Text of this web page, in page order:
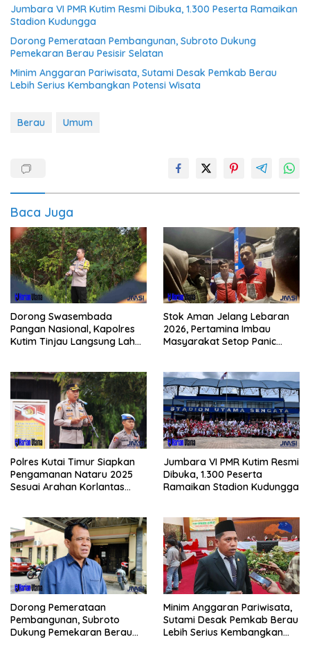
Jumbara VI PMR Kutim Resmi Dibuka, 1.300 Peserta Ramaikan
Stadion Kudungga
Dorong Pemerataan Pembangunan, Subroto Dukung
Pemekaran Berau Pesisir Selatan
Minim Anggaran Pariwisata, Sutami Desak Pemkab Berau
Lebih Serius Kembangkan Potensi Wisata
Berau Umum
Baca Juga
Dorong Swasembada
Pangan Nasional, Kapolres
Kutim Tinjau Langsung Lahan
Stok Aman Jelang Lebaran
2026, Pertamina Imbau
Masyarakat Setop Panic
Polres Kutai Timur Siapkan
Pengamanan Nataru 2025
Sesuai Arahan Korlantas
Jumbara VI PMR Kutim Resmi
Dibuka, 1.300 Peserta
Ramaikan Stadion Kudungga
Dorong Pemerataan
Pembangunan, Subroto
Dukung Pemekaran Berau
Minim Anggaran Pariwisata,
Sutami Desak Pemkab Berau
Lebih Serius Kembangkan